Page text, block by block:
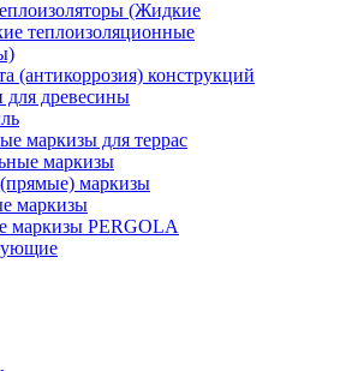
(Жидкие
теплоизоляционные
(антикоррозия) конструкций
древесины
маркизы для террас
маркизы
маркизы
маркизы
маркизы PERGOLA